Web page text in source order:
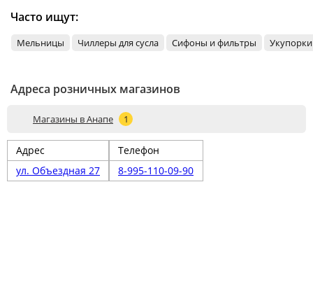
Часто ищут:
Мельницы Чиллеры для сусла Сифоны и фильтры Укупорки
Адреса розничных магазинов
Магазины в Анапе 1
Адрес
Телефон
ул. Объездная 27
8-995-110-09-90